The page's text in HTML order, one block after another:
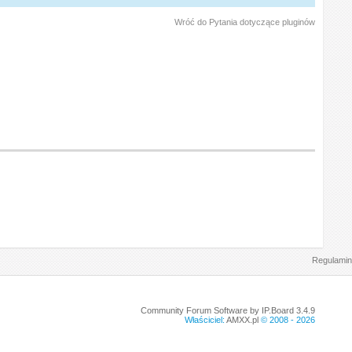
Wróć do Pytania dotyczące pluginów
Regulamin
Community Forum Software by IP.Board 3.4.9
Właściciel: AMXX.pl© 2008 - 2026